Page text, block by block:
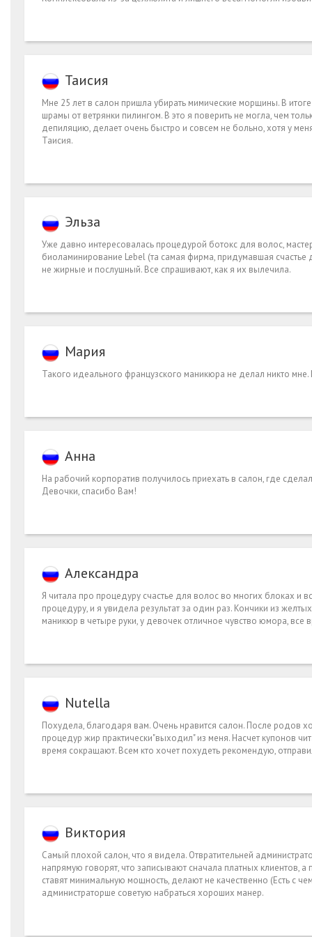
Таисия
Мне 25 лет в салон пришла убирать мимические морщины. В
шрамы от ветрянки пилингом. В это я поверить не могла, чем
депиляцию, делает очень быстро и совсем не больно, хотя у
Таисия.
Эльза
Уже давно интересовалась процедурой ботокс для волос,
биоламинирование Lebel (та самая фирма, придумавшая
не жирные и послушный. Все спрашивают, как я их вылечила.
Мария
Такого идеального французского маникюра не делал никто
Анна
На рабочий корпоратив получилось приехать в салон, где
Девочки, спасибо Вам!
Александра
Я читала про процедуру счастье для волос во многих блоках и
процедуру, и я увидела результат за один раз. Кончики из
маникюр в четыре руки, у девочек отличное чувство юмора, все
Nutella
Похудела, благодаря вам. Очень нравится салон. После родов
процедур жир практически"выходил" из меня. Насчет купонов
время сокращают. Всем кто хочет похудеть рекомендую,
Виктория
Самый плохой салон, что я видела. Отвратительней
напрямую говорят, что записывают сначала платных клиентов,
ставят минимальную мощность, делают не качественно (Есть с
администраторше советую набраться хороших манер.